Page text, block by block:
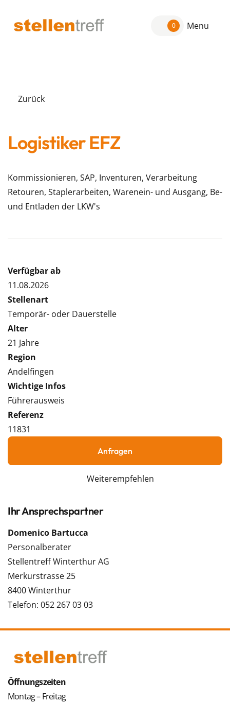
0 Menu
Zurück
Logistiker EFZ
Kommissionieren, SAP, Inventuren, Verarbeitung
Retouren, Staplerarbeiten, Warenein- und Ausgang, Be-
und Entladen der LKW's
Verfügbar ab
11.08.2026
Stellenart
Temporär- oder Dauerstelle
Alter
21 Jahre
Region
Andelfingen
Wichtige Infos
Führerausweis
Referenz
11831
Anfragen
Weiterempfehlen
Ihr Ansprechspartner
Domenico Bartucca
Personalberater
Stellentreff Winterthur AG
Merkurstrasse 25
8400 Winterthur
Telefon: 052 267 03 03
Öffnungszeiten
Montag – Freitag